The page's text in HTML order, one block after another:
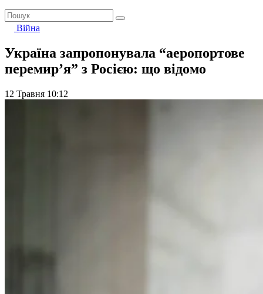
Війна
Україна запропонувала “аеропортове
перемир’я” з Росією: що відомо
12 Травня 10:12